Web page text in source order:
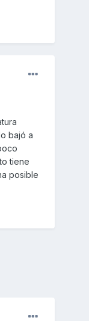
bajó a
tiene
posible